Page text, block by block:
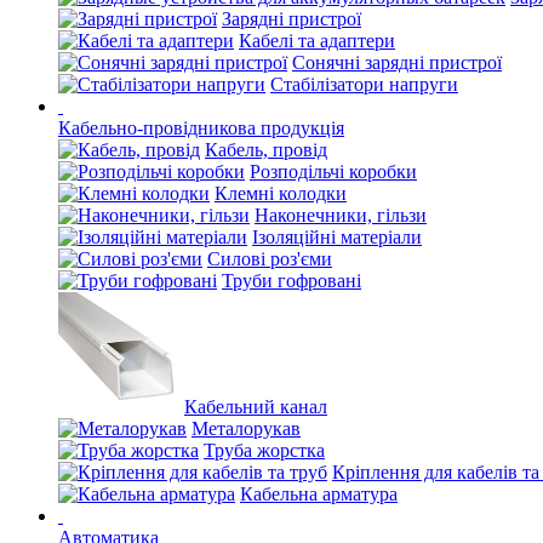
Зарядні пристрої
Кабелі та адаптери
Сонячні зарядні пристрої
Стабілізатори напруги
Кабельно-провідникова продукція
Кабель, провід
Розподільчі коробки
Клемні колодки
Наконечники, гільзи
Ізоляційні матеріали
Силові роз'єми
Труби гофровані
Кабельний канал
Металорукав
Труба жорстка
Кріплення для кабелів
Кабельна арматура
Автоматика